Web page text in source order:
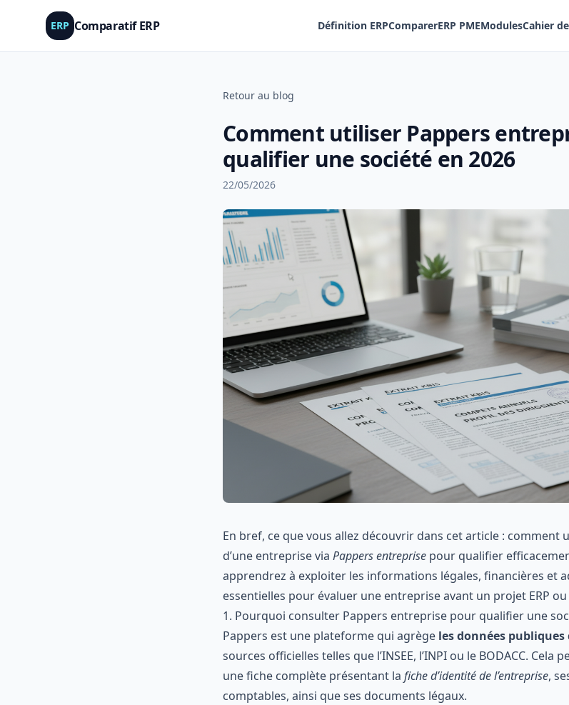
ERP Comparatif ERP Définition ERPComparerERP PMEModulesCahier
Retour au blog
Comment utiliser Pappers
qualifier une société en 2026
22/05/2026
En bref, ce que vous allez découvrir dans cet article : comment
d’une entreprise via Pappers entreprise pour qualifier
apprendrez à exploiter les informations légales, financières et
essentielles pour évaluer une entreprise avant un projet ERP
1. Pourquoi consulter Pappers entreprise pour qualifier une
Pappers est une plateforme qui agrège les données publiques
sources officielles telles que l’INSEE, l’INPI ou le BODACC. Cela
une fiche complète présentant la fiche d’identité de l’entreprise,
comptables, ainsi que ses documents légaux.